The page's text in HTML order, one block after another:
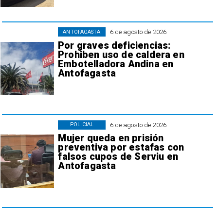
6 de agosto de 2026
Por graves deficiencias:
Prohiben uso de caldera en
Embotelladora Andina en
Antofagasta
ANTOFAGASTA
6 de agosto de 2026
Mujer queda en prisión
preventiva por estafas con
falsos cupos de Serviu en
Antofagasta
POLICIAL